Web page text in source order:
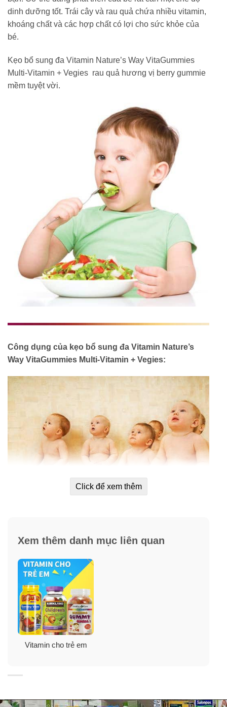
dinh dưỡng tốt. Trái cây và rau quả chứa nhiều vitamin,
khoáng chất và các hợp chất có lợi cho sức khỏe của
bé.
Kẹo bổ sung đa Vitamin Nature’s Way VitaGummies
Multi-Vitamin + Vegies rau quả hương vị berry gummie
mềm tuyệt vời.
Công dụng của kẹo bổ sung đa Vitamin Nature’s
Way VitaGummies Multi-Vitamin + Vegies:
Kẹo dẻo Mỹ Nature’s Way Kids Smart bổ sung
Kẹo dẻo Gummy giúp bé tăng cường miễn dịch,
khỏe mạnh.
Kẹo vitamin Nature’s Way Kids Smart duy trì sức
khỏe thị lực, xương, da, nướu răng, răng và sức
khỏe nói chung.
hoạch ăn uống lành mạnh và cân bằng, bạn có thể
tăng trưởng và phát triển lành mạnh.
Click để xem thêm
Xem thêm danh mục liên quan
Vitamin cho trẻ em